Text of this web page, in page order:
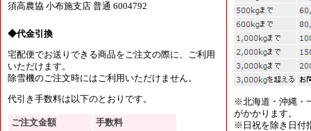
須高農協 小布施支店 普通 6004792
◆代金引換
宅配便でお送りできる商品をご注文の際に、ご利用
いただけます。
除雪機のご注文時にはご利用いただけません。
代引き手数料は以下のとおりです。
ご注文金額
手数料
※北海道・沖縄・
がかかります。
※日祝を除き日付